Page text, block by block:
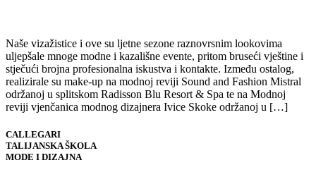
Naše vizažistice i ove su ljetne sezone raznovrsnim lookovima
uljepšale mnoge modne i kazališne evente, pritom bruseći vještine i
stječući brojna profesionalna iskustva i kontakte. Između ostalog,
realizirale su make-up na modnoj reviji Sound and Fashion Mistral
održanoj u splitskom Radisson Blu Resort & Spa te na Modnoj
reviji vjenčanica modnog dizajnera Ivice Skoke održanoj u […]
CALLEGARI
TALIJANSKA ŠKOLA
MODE I DIZAJNA